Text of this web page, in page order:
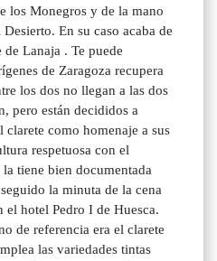
los Monegros y de la mano
En su caso acaba de
Lanaja . Te puede
de Zaragoza recupera
los dos no llegan a las dos
pero están decididos a
como homenaje a sus
respetuosa con el
tiene bien documentada
la minuta de la cena
el hotel Pedro I de Huesca.
de referencia era el clarete
las variedades tintas